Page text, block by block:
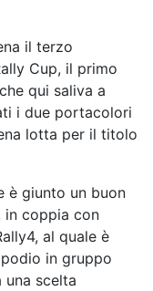
il terzo
Cup, il primo
qui saliva a
i due portacolori
lotta per il titolo
è giunto un buon
in coppia con
al quale è
in gruppo
una scelta